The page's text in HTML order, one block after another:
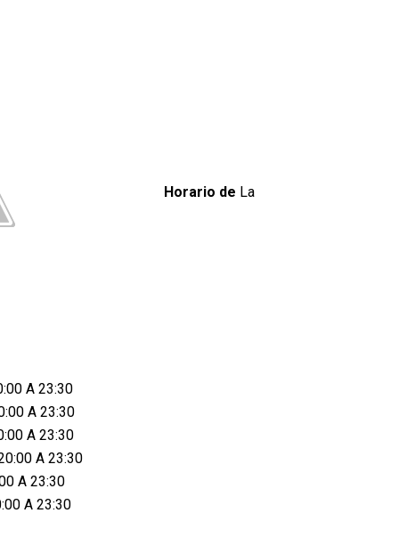
Horario de La
A 23:30
A 23:30
A 23:30
A 23:30
A 23:30
A 23:30